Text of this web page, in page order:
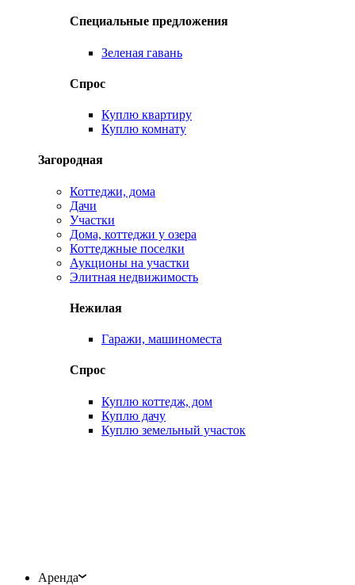
Специальные предложения
Зеленая гавань
Спрос
Куплю квартиру
Куплю комнату
Загородная
Коттеджи, дома
Дачи
Участки
Дома, коттеджи у озера
Коттеджные поселки
Аукционы на участки
Элитная недвижимость
Нежилая
Гаражи, машиноместа
Спрос
Куплю коттедж, дом
Куплю дачу
Куплю земельный участок
Аренда